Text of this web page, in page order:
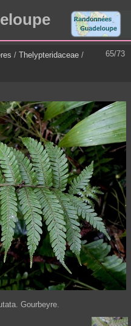
65/73
/ Thelypteridaceae /
Gourbeyre.